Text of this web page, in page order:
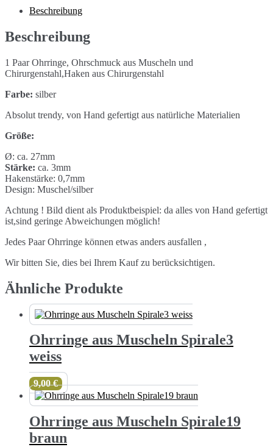
silber
Beschreibung
Beschreibung
1 Paar Ohrringe, Ohrschmuck aus Muscheln und
Chirurgenstahl,Haken aus Chirurgenstahl
Farbe: silber
Absolut trendy, von Hand gefertigt aus natürliche Materialien
Größe:
Ø: ca. 27mm
Stärke: ca. 3mm
Hakenstärke: 0,7mm
Design: Muschel/silber
Achtung ! Bild dient als Produktbeispiel: da alles von Hand gefertigt
ist,sind geringe Abweichungen möglich!
Jedes Paar Ohrringe können etwas anders ausfallen ,
Wir bitten Sie, dies bei Ihrem Kauf zu berücksichtigen.
Ähnliche Produkte
Ohrringe aus Muscheln Spirale3
weiss
9,00€
Ohrringe aus Muscheln Spirale19
braun